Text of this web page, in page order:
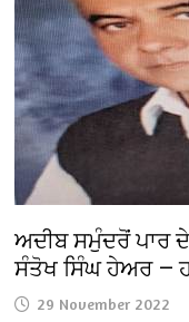
ਅਦੀਬ ਸਮੁੰਦਰੋਂ ਪਾਰ
ਸੰਤੋਖ ਸਿੰਘ ਹੇਅਰ —
29 November 2022